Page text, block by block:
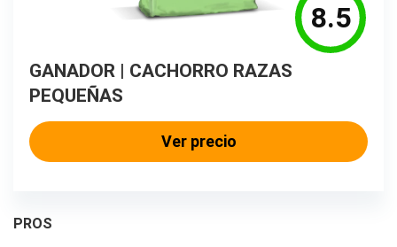
8.5
GANADOR | CACHORRO RAZAS
PEQUEÑAS
Ver precio
PROS